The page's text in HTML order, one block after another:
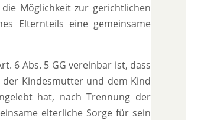
Möglichkeit zur gerichtlichen
Elternteils eine gemeinsame
6 Abs. 5 GG vereinbar ist, dass
der Kindesmutter und dem Kind
hat, nach Trennung der
elterliche Sorge für sein